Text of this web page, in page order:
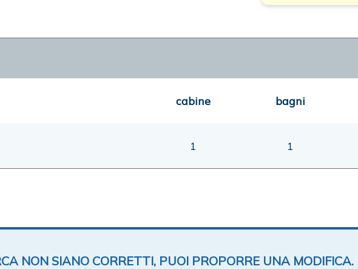
cabine bagni
1 1
NON SIANO CORRETTI, PUOI PROPORRE UNA MODIFICA.